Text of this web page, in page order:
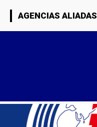
AGENCIAS ALIADAS